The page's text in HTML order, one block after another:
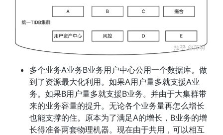
多个业务A业务B业务用户中心公用一个数据库。做
到了资源最大化利用。如果A用户量多就支援A业
务。如果B用户量多就支援B业务。并由于大集群带
来的业务容量的提升。无论各个业务量再怎么增长
也能支撑的住。原本为了满足A的增长，B业务的增
长得准备两套物理机器。现在由于共用，可以相互